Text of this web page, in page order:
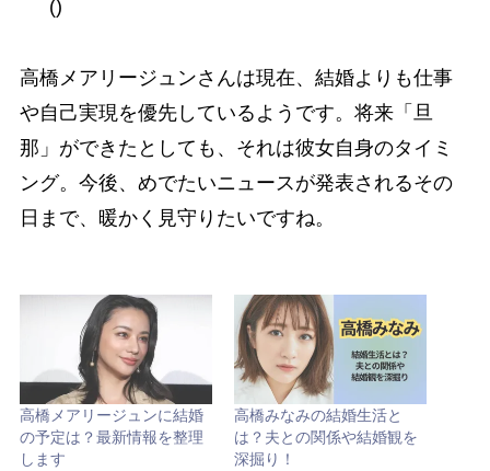
()
高橋メアリージュンさんは現在、結婚よりも仕事
や自己実現を優先しているようです。将来「旦
那」ができたとしても、それは彼女自身のタイミ
ング。今後、めでたいニュースが発表されるその
日まで、暖かく見守りたいですね。
高橋メアリージュンに結婚
の予定は？最新情報を整理
します
高橋みなみの結婚生活と
は？夫との関係や結婚観を
深掘り！